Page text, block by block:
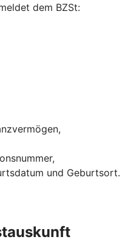
dem BZSt:
und Geburtsort.